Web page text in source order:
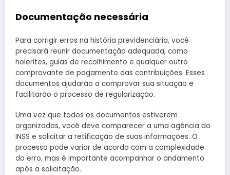
Documentação necessária
Para corrigir erros na história previdenciária, você
precisará reunir documentação adequada, como
holerites, guias de recolhimento e qualquer outro
comprovante de pagamento das contribuições. Esses
documentos ajudarão a comprovar sua situação e
facilitarão o processo de regularização.
Uma vez que todos os documentos estiverem
organizados, você deve comparecer a uma agência do
INSS e solicitar a retificação de suas informações. O
processo pode variar de acordo com a complexidade
do erro, mas é importante acompanhar o andamento
após a solicitação.